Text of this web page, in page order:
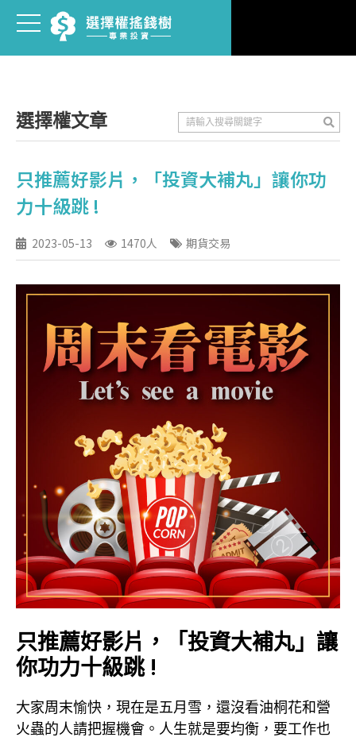
選擇權文章
只推薦好影片，「投資大補丸」讓你功
力十級跳 !
2023-05-13 1470人 期貨交易
只推薦好影片，「投資大補丸」讓
你功力十級跳 !
大家周末愉快，現在是五月雪，還沒看油桐花和營
火蟲的人請把握機會。人生就是要均衡，要工作也